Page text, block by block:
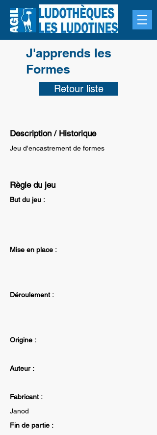
J'apprends les
Formes
Retour liste
Description / Historique
Jeu d'encastrement de formes
Règle du jeu
But du jeu :
Mise en place :
Déroulement :
Origine :
Auteur :
Fabricant :
Janod
Fin de partie :